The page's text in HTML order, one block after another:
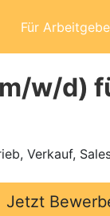
Für
w/d)
Verkauf,
Jetzt